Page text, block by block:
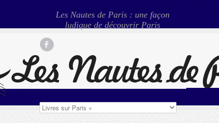
Les Nautes de Paris : une façon
ludique de découvrir Paris